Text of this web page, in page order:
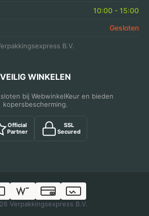
10:00 - 15:00
Gesloten
B.V.
VEILIG WINKELEN
bij WebwinkelKeur en bieden
kopersbescherming.
Official
Partner
SSL
Secured
Verpakkingsexpress B.V.